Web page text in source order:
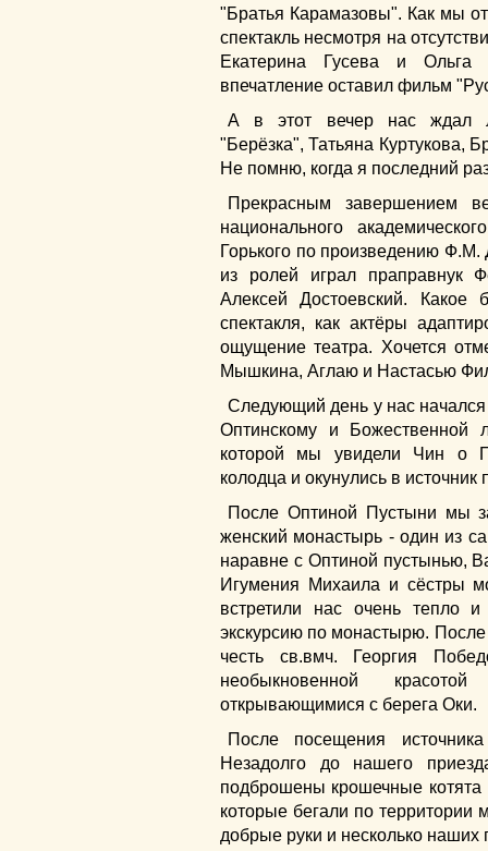
"Братья Карамазовы". Как мы
спектакль несмотря на
Екатерина Гусева и Ольга
впечатление оставил фильм
А в этот вечер нас ждал
"Берёзка", Татьяна Куртукова,
Не помню, когда я последний
Прекрасным завершением
национального
Горького по произведению Ф.М.
из ролей играл праправнук
Алексей Достоевский.
спектакля, как актёры
ощущение театра. Хочется
Мышкина, Аглаю и Настасью
Следующий день у нас
Оптинскому и Божественной
которой мы увидели Чин о
колодца и окунулись в
После Оптиной Пустыни мы
женский монастырь - один из
наравне с Оптиной пустынью,
Игумения Михаила и сёстры
встретили нас очень тепло
экскурсию по монастырю. После
честь св.вмч. Георгия
необыкновенной
открывающимися с берега Оки.
После посещения
Незадолго до нашего
подброшены крошечные котята
которые бегали по территории
добрые руки и несколько